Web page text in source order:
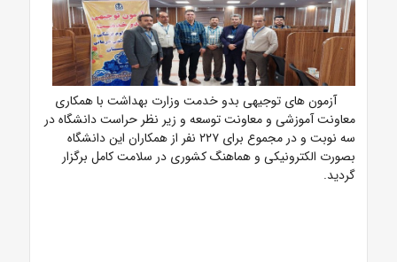
آزمون های توجیهی بدو خدمت وزارت بهداشت با همکاری
معاونت آموزشی و معاونت توسعه و زیر نظر حراست دانشگاه در
سه نوبت و در مجموع برای ۲۲۷ نفر از همکاران این دانشگاه
بصورت الکترونیکی و هماهنگ کشوری در سلامت کامل برگزار
گردید.